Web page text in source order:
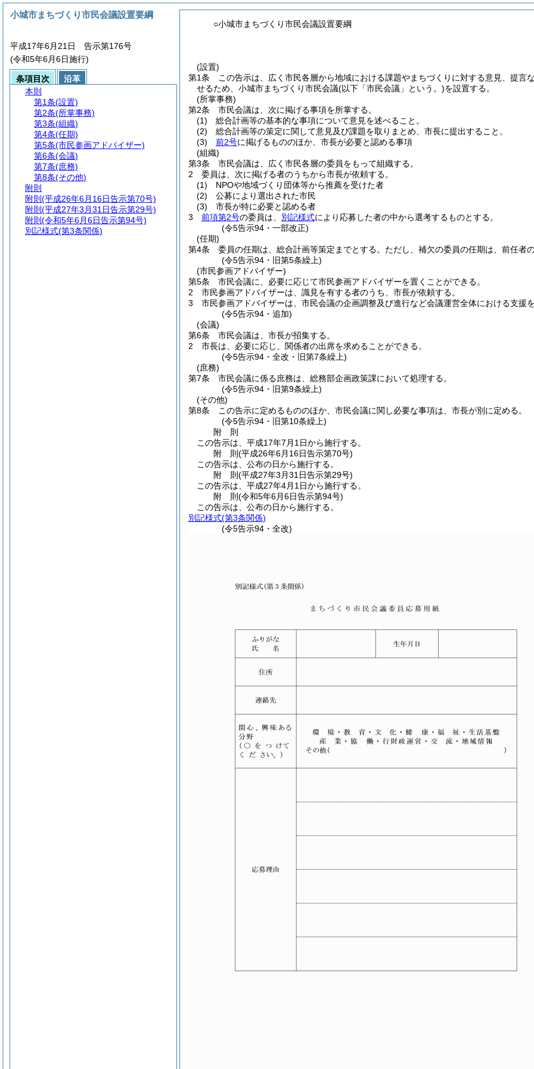
○小城市まちづくり市民会議設置要綱
(設置)
第1条
この告示は、広く市民各層から地域における課題やまちづくりに対する意見、提
せるため、小城市まちづくり市民会議(以下「市民会議」という。)を設置する。
(所掌事務)
第2条
市民会議は、次に掲げる事項を所掌する。
(1)
総合計画等の基本的な事項について意見を述べること。
(2)
総合計画等の策定に関して意見及び課題を取りまとめ、市長に提出すること。
(3)
前2号に掲げるもののほか、市長が必要と認める事項
(組織)
第3条
市民会議は、広く市民各層の委員をもって組織する。
2
委員は、次に掲げる者のうちから市長が依頼する。
(1)
NPOや地域づくり団体等から推薦を受けた者
(2)
公募により選出された市民
(3)
市長が特に必要と認める者
3
前項第2号の委員は、 別記様式により応募した者の中から選考するものとする。
(令5告示94・一部改正)
(任期)
第4条
委員の任期は、総合計画等策定までとする。 ただし、補欠の委員の任期は、前任者
(令5告示94・旧第5条繰上)
(市民参画アドバイザー)
第5条
市民会議に、必要に応じて市民参画アドバイザーを置くことができる。
2
市民参画アドバイザーは、識見を有する者のうち、市長が依頼する。
3
市民参画アドバイザーは、市民会議の企画調整及び進行など会議運営全体における支援
(令5告示94・追加)
(会議)
第6条
市民会議は、市長が招集する。
2
市長は、必要に応じ、関係者の出席を求めることができる。
(令5告示94・全改・旧第7条繰上)
(庶務)
第7条
市民会議に係る庶務は、総務部企画政策課において処理する。
(令5告示94・旧第9条繰上)
(その他)
第8条
この告示に定めるもののほか、市民会議に関し必要な事項は、市長が別に定める。
(令5告示94・旧第10条繰上)
附 則
この告示は、平成17年7月1日から施行する。
附 則(平成26年6月16日告示第70号)
この告示は、公布の日から施行する。
附 則(平成27年3月31日告示第29号)
この告示は、平成27年4月1日から施行する。
附 則(令和5年6月6日告示第94号)
この告示は、公布の日から施行する。
別記様式(第3条関係)
(令5告示94・全改)
小城市まちづくり市民会議設置要綱
平成17年6月21日 告示第176号
(令和5年6月6日施行)
条項目次
沿革
本則
第1条(設置)
第2条(所掌事務)
第3条(組織)
第4条(任期)
第5条(市民参画アドバイザー)
第6条(会議)
第7条(庶務)
第8条(その他)
附則
附則 (平成26年6月16日告示第70号)
附則 (平成27年3月31日告示第29号)
附則 (令和5年6月6日告示第94号)
別記様式(第3条関係)